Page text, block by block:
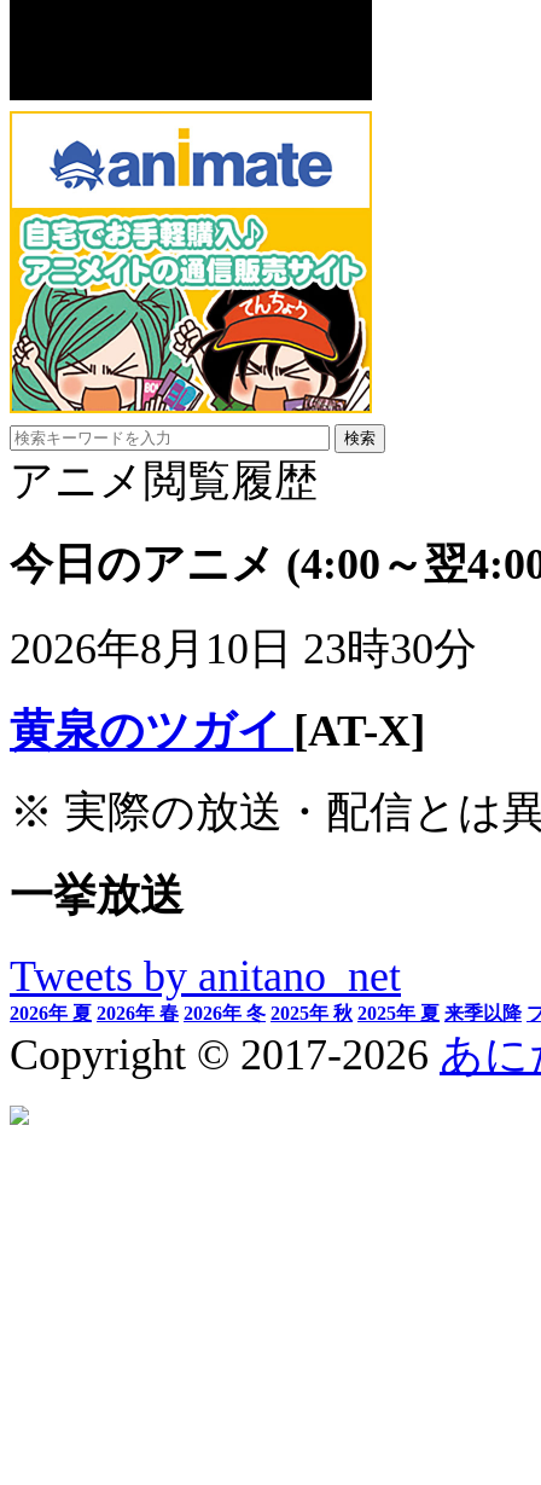
アニメ閲覧履歴
今日のアニメ (4:00～翌
2026年8月10日 23時30分
黄泉のツガイ [AT-X]
※ 実際の放送・配信とは
一挙放送
Tweets by anitano_net
2026年 夏 2026年 春 2026年 冬 2025年 秋 2025年 夏 来季以降
Copyright © 2017-2026 あに